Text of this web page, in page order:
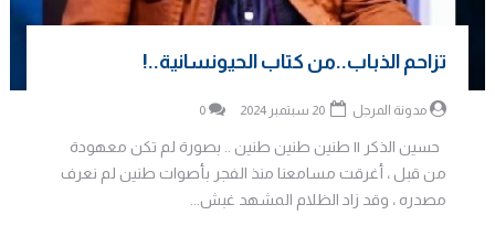
تزاحم الذباب..من كتاب الحيونسانية..!
مدونة المرجل 0
حسين الذكر || طنين طنين طنين .. بصورة لم تكن معهودة
من قبل ، أغرقت مسامعنا منذ الفجر بأصوات طنين لم نعرف
مصدره ، وقد زاد الظلام المشهد غبش...